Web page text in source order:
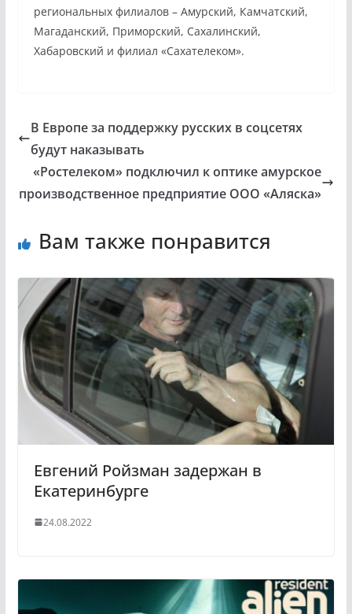
региональных филиалов – Амурский, Камчатский,
Магаданский, Приморский, Сахалинский,
Хабаровский и филиал «Сахателеком».
В Европе за поддержку русских в соцсетях
будут наказывать
«Ростелеком» подключил к оптике амурское
производственное предприятие ООО «Аляска»
Вам также понравится
Евгений Ройзман задержан в
Екатеринбурге
24.08.2022